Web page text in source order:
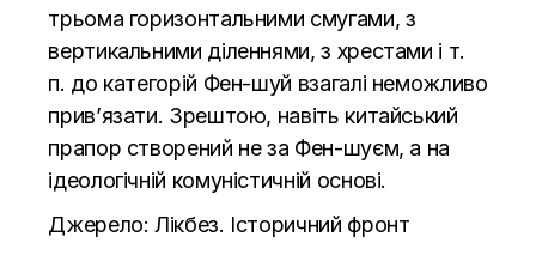
трьома горизонтальними смугами, з
вертикальними діленнями, з хрестами і т.
п. до категорій Фен-шуй взагалі неможливо
прив’язати. Зрештою, навіть китайський
прапор створений не за Фен-шуєм, а на
ідеологічній комуністичній основі.
Джерело:Лікбез. Історичний фронт